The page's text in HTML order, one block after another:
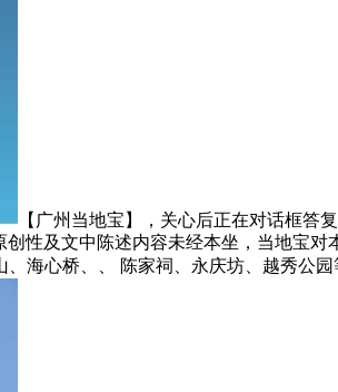
【广州当地宝】，关心后正在对话框答
性及文中陈述内容未经本坐，当地宝
海心桥、、 陈家祠、永庆坊、越秀公园